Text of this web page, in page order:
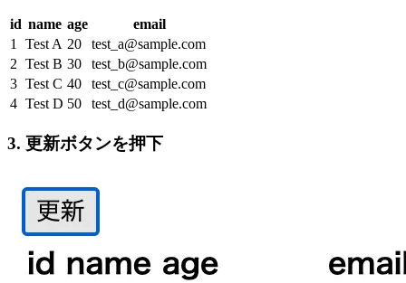
id name age
email
1
Test A 20
test_a@sample.com
2 Test B 30
test_b@sample.com
3 Test C 40
test_c@sample.com
4 Test D 50 test_d@sample.com
3. 更新ボタンを押下